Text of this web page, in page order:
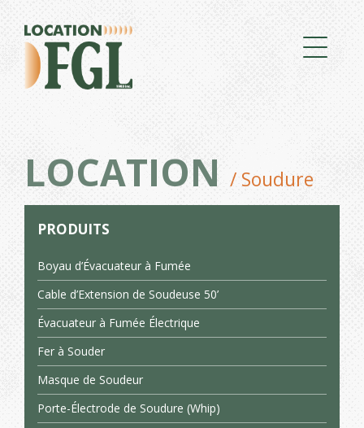
LOCATION / Soudure
PRODUITS
Boyau d’Évacuateur à Fumée
Cable d’Extension de Soudeuse 50’
Évacuateur à Fumée Électrique
Fer à Souder
Masque de Soudeur
Porte-Électrode de Soudure (Whip)